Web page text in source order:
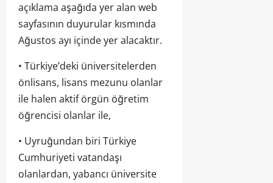
açıklama aşağıda yer alan web
sayfasının duyurular kısmında
Ağustos ayı içinde yer alacaktır.
• Türkiye’deki üniversitelerden
önlisans, lisans mezunu olanlar
ile halen aktif örgün öğretim
öğrencisi olanlar ile,
• Uyruğundan biri Türkiye
Cumhuriyeti vatandaşı
olanlardan, yabancı üniversite